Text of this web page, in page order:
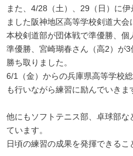
また、4/28（土）、29（日）に
ました阪神地区高等学校剣道大会
本校剣道部が団体戦で準優勝、
準優勝、宮崎瑚春さん（高2）が3
勝ち取りました。
6/1（金）からの兵庫県高等学校
も行いながら練習に励んでいきま
他にもソフトテニス部、卓球部
ています。
日頃の練習の成果を発揮できるこ